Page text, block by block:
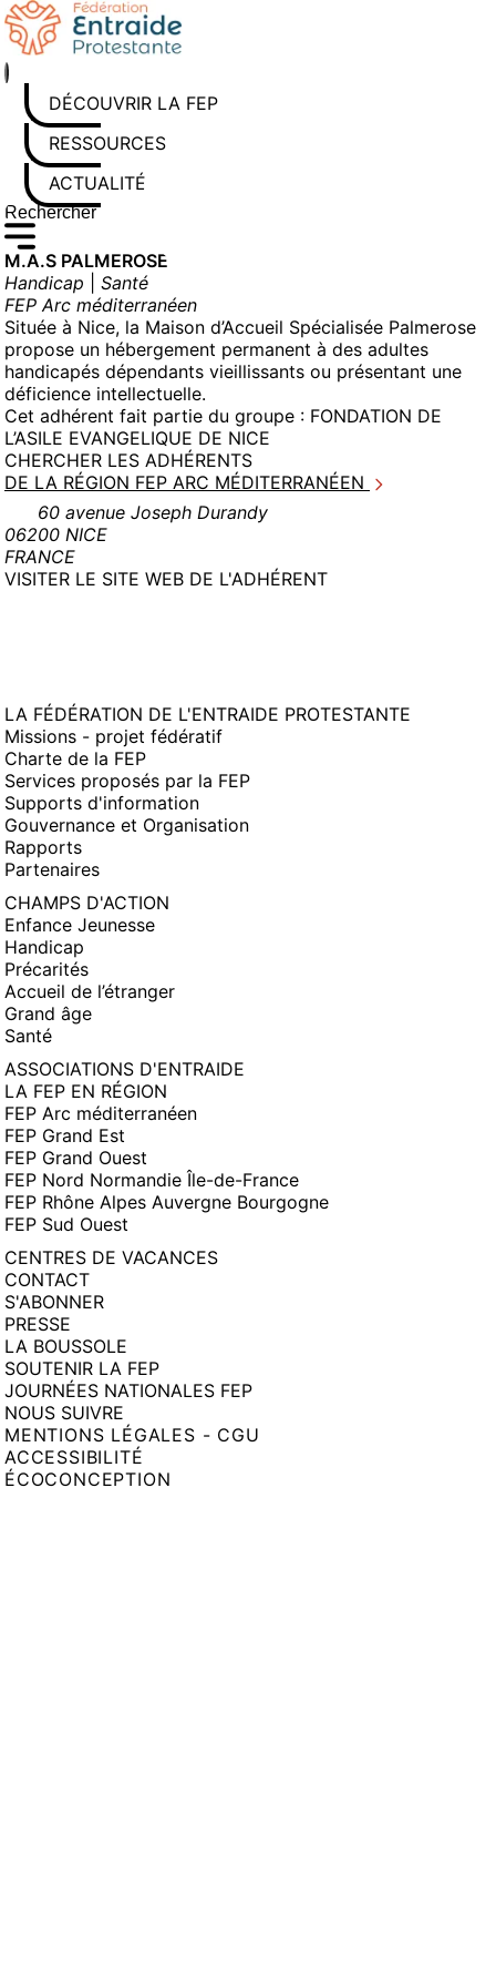
Aller
au
contenu
DÉCOUVRIR LA FEP
RESSOURCES
ACTUALITÉS
Rechercher sur le site
Saisissez au moins 3 caractères pour lancer la recherche
M.A.S PALMEROSE
Handicap
Santé
FEP Arc méditerranéen
Située à Nice, la Maison d’Accueil Spécialisée Palmerose
propose un hébergement permanent à des adultes
handicapés dépendants vieillissants ou présentant une
déficience intellectuelle.
Cet adhérent fait partie du groupe : FONDATION DE
L’ASILE EVANGELIQUE DE NICE
CHERCHER LES ADHÉRENTS
DE LA RÉGION FEP ARC MÉDITERRANÉEN
60 avenue Joseph Durandy
06200 NICE
FRANCE
VISITER LE SITE WEB DE L'ADHÉRENT(NOUVELLE
LA FÉDÉRATION DE L'ENTRAIDE PROTESTANTE
Missions - projet fédératif
Charte de la FEP
Services proposés par la FEP
Supports d'information
Gouvernance et Organisation
Rapports
Partenaires
CHAMPS D'ACTION
Enfance Jeunesse
Handicap
Précarités
Accueil de l’étranger
Grand âge
Santé
ASSOCIATIONS D'ENTRAIDE
LA FEP EN RÉGION
FEP Arc méditerranéen
FEP Grand Est
FEP Grand Ouest
FEP Nord Normandie Île-de-France
FEP Rhône Alpes Auvergne Bourgogne
FEP Sud Ouest
CENTRES DE VACANCES
CONTACT
S'ABONNER
PRESSE
LA BOUSSOLE
SOUTENIR LA FEP
JOURNÉES NATIONALES FEP
NOUS SUIVRE
MENTIONS LÉGALES - CGU
ACCESSIBILITÉ
ÉCOCONCEPTION